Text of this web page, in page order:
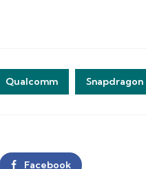
Qualcomm Snapdragon
Facebook